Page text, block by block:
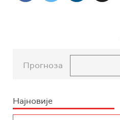
Прогноза
Најновије